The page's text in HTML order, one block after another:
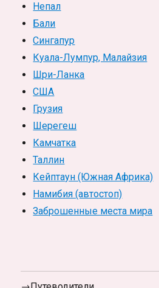
Непал
Бали
Сингапур
Куала-Лумпур, Малайзия
Шри-Ланка
США
Грузия
Шерегеш
Камчатка
Таллин
Кейптаун (Южная Африка)
Намибия (автостоп)
Заброшенные места мира